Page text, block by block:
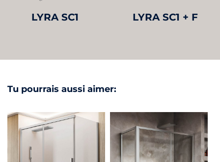
LYRA SC1 LYRA SC1 + F
Tu pourrais aussi aimer: